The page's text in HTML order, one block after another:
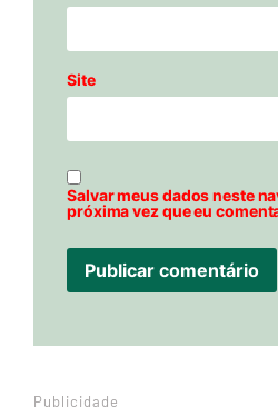
Site
Salvar meus dados neste
próxima vez que eu
Publicidade